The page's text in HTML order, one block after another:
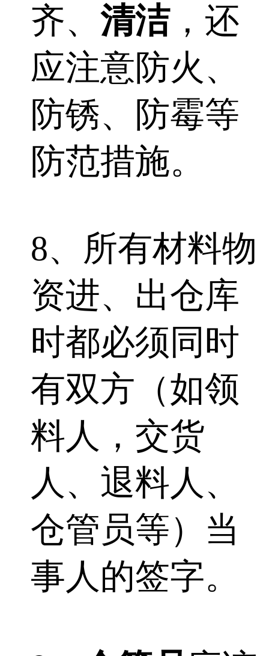
齐、 清洁，还
应注意防火、
防锈、防霉等
防范措施。
8、所有材料物
资进、出仓库
时都必须同时
有双方（如领
料人，交货
人、退料人、
仓管员等）当
事人的签字。